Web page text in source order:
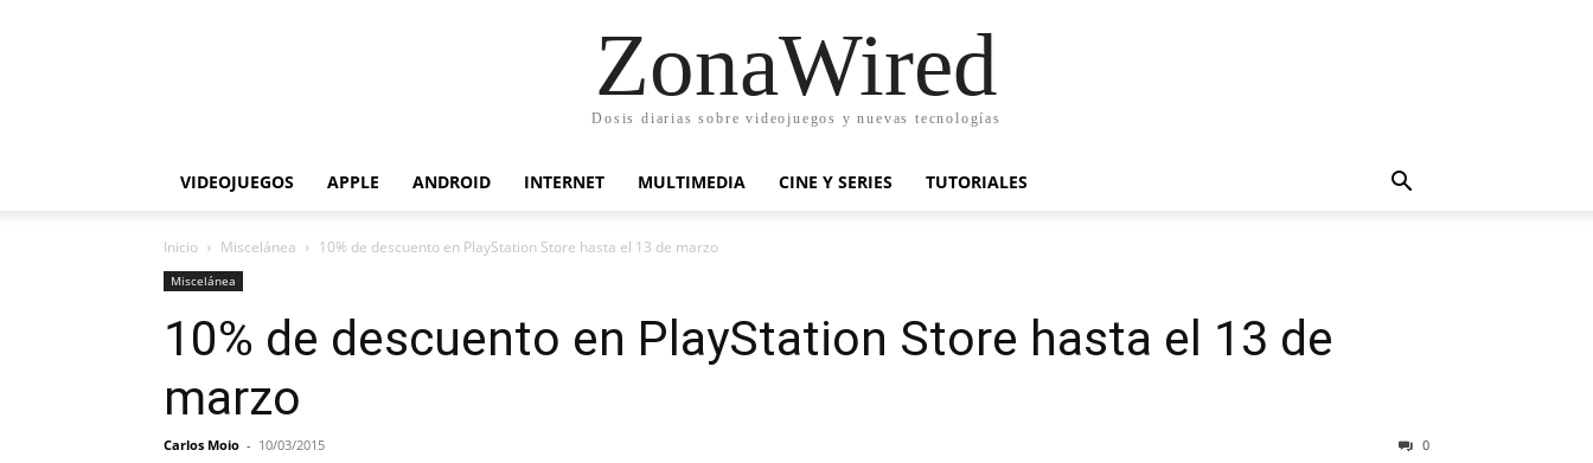
ZonaWired
Dosis diarias sobre videojuegos y nuevas tecnologías
VIDEOJUEGOS APPLE ANDROID INTERNET MULTIMEDIA CINE Y SERIES TUTORIALES
Inicio Miscelánea 10% de descuento en PlayStation Store hasta el 13 de marzo
Miscelánea
10% de descuento en PlayStation Store hasta el 13 de
marzo
Carlos Moio - 10/03/2015 0